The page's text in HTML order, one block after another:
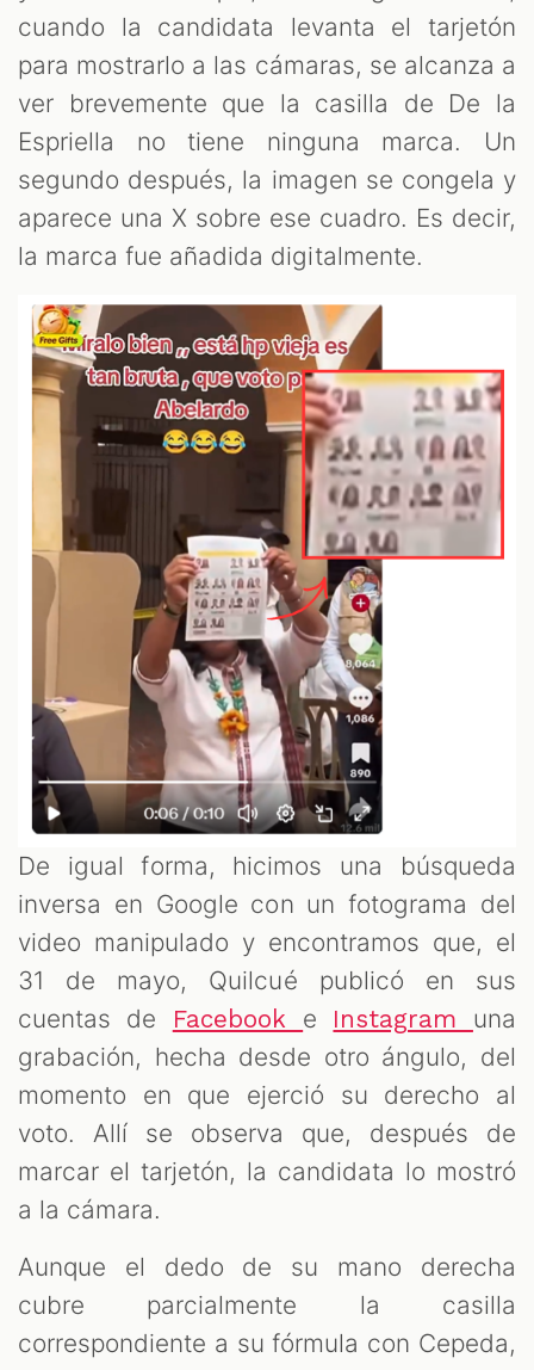
cuando la candidata levanta el tarjetón
para mostrarlo a las cámaras, se alcanza a
ver brevemente que la casilla de De la
Espriella no tiene ninguna marca. Un
segundo después, la imagen se congela y
aparece una X sobre ese cuadro. Es decir,
la marca fue añadida digitalmente.
De igual forma, hicimos una búsqueda
inversa en Google con un fotograma del
video manipulado y encontramos que, el
31 de mayo, Quilcué publicó en sus
cuentas de
Facebook e Instagram una
grabación, hecha desde otro ángulo, del
momento en que ejerció su derecho al
voto. Allí se observa que, después de
marcar el tarjetón, la candidata lo mostró
a la cámara.
Aunque el dedo de su mano derecha
cubre parcialmente la casilla
correspondiente a su fórmula con Cepeda,